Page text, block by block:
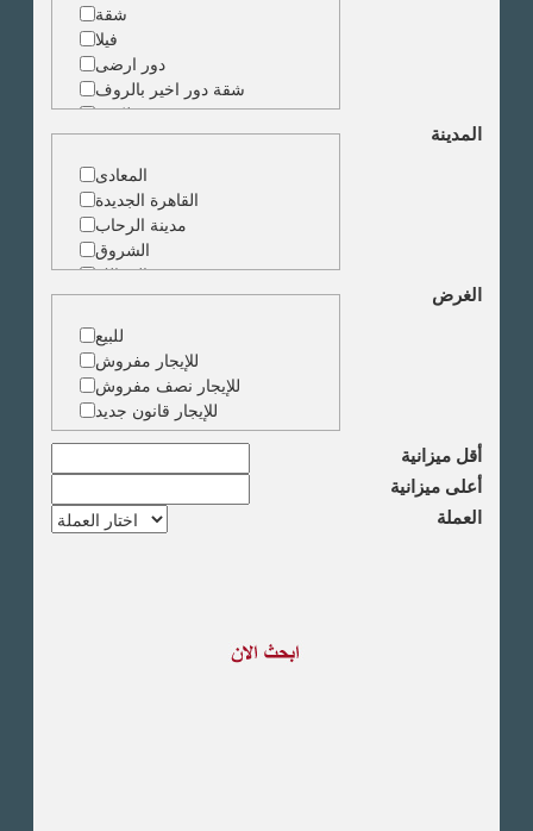
شقة
فيلا
دور ارضى
شقة دور اخير بالروف
شقة دوبلكس
شقة حجرة واحدة
ارض
مبنى
المدينة
المعادى
القاهرة الجديدة
مدينة الرحاب
الشروق
الزمالك
جاردن سيتى
دقى
المهندسين
الجيزة
العجوزة
وسط البلد
مصر الجديدة
مدينة نصر
السادس من اكتوبر
الشيخ زايد
الغرض
للبيع
للإيجار مفروش
للإيجار نصف مفروش
للإيجار قانون جديد
أقل ميزانية
أعلى ميزانية
العملة